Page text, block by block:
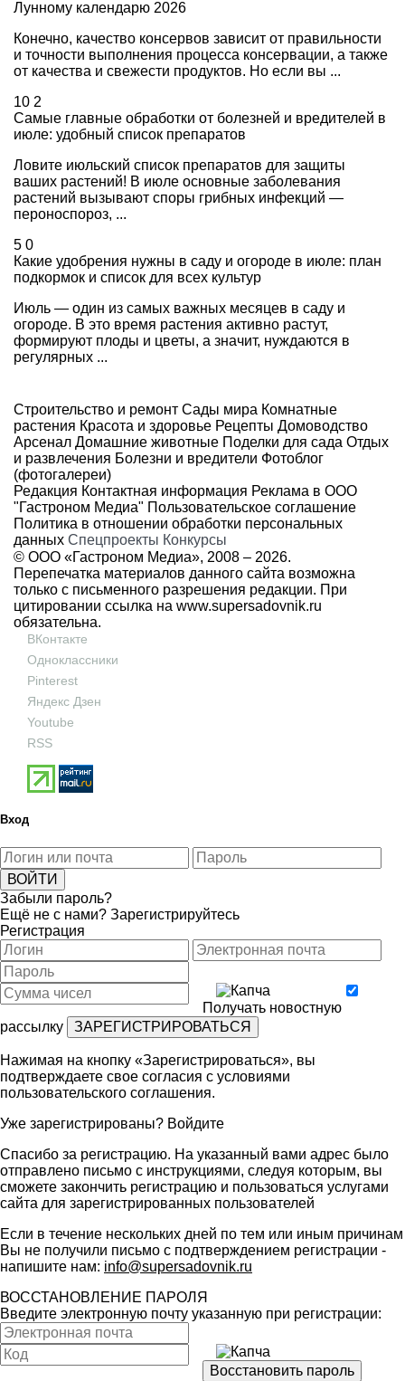
Лунному календарю 2026
Конечно, качество консервов зависит от правильности
и точности выполнения процесса консервации, а также
от качества и свежести продуктов. Но если вы ...
10 2
Самые главные обработки от болезней и вредителей в
июле: удобный список препаратов
Ловите июльский список препаратов для защиты
ваших растений! В июле основные заболевания
растений вызывают споры грибных инфекций —
пероноспороз, ...
5 0
Какие удобрения нужны в саду и огороде в июле: план
подкормок и список для всех культур
Июль — один из самых важных месяцев в саду и
огороде. В это время растения активно растут,
формируют плоды и цветы, а значит, нуждаются в
регулярных ...
Строительство и ремонт Сады мира Комнатные
растения Красота и здоровье Рецепты Домоводство
Арсенал Домашние животные Поделки для сада Отдых
и развлечения Болезни и вредители Фотоблог
(фотогалереи)
Редакция Контактная информация Реклама в ООО
"Гастроном Медиа" Пользовательское соглашение
Политика в отношении обработки персональных
данных Спецпроекты Конкурсы
© ООО «Гастроном Медиа», 2008 – 2026.
Перепечатка материалов данного сайта возможна
только с письменного разрешения редакции. При
цитировании ссылка на www.supersadovnik.ru
обязательна.
ВКонтакте
Одноклассники
Pinterest
Яндекс Дзен
Youtube
RSS
Вход
Забыли пароль?
Ещё не с нами? Зарегистрируйтесь
Регистрация
Получать новостную
рассылку
Нажимая на кнопку «Зарегистрироваться», вы
подтверждаете свое согласия с условиями
пользовательского соглашения.
Уже зарегистрированы? Войдите
Спасибо за регистрацию. На указанный вами адрес было
отправлено письмо с инструкциями, следуя которым, вы
сможете закончить регистрацию и пользоваться услугами
сайта для зарегистрированных пользователей
Если в течение нескольких дней по тем или иным причинам
Вы не получили письмо с подтверждением регистрации -
напишите нам: info@supersadovnik.ru
ВОССТАНОВЛЕНИЕ ПАРОЛЯ
Введите электронную почту указанную при регистрации: